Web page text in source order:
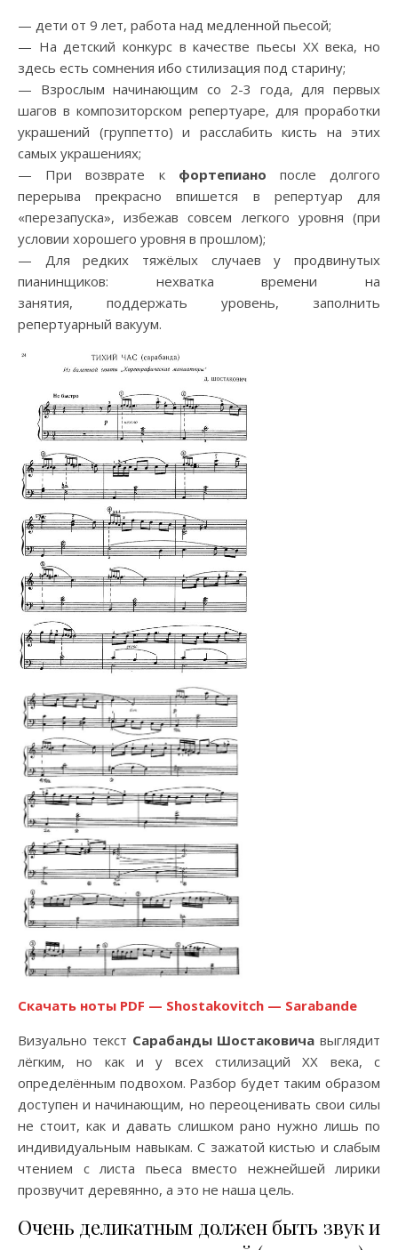
— дети от 9 лет, работа над медленной пьесой;
— На детский конкурс в качестве пьесы ХХ века, но
здесь есть сомнения ибо стилизация под старину;
— Взрослым начинающим со 2-3 года, для первых
шагов в композиторском репертуаре, для проработки
украшений (группетто) и расслабить кисть на этих
самых украшениях;
— При возврате к фортепиано после долгого
перерыва прекрасно впишется в репертуар для
«перезапуска», избежав совсем легкого уровня (при
условии хорошего уровня в прошлом);
— Для редких тяжёлых случаев у продвинутых
пианинщиков: нехватка времени на
занятия, поддержать уровень, заполнить
репертуарный вакуум.
Скачать ноты PDF — Shostakovitch — Sarabande
Визуально текст Сарабанды Шостаковича выглядит
лёгким, но как и у всех стилизаций ХХ века, с
определённым подвохом. Разбор будет таким образом
доступен и начинающим, но переоценивать свои силы
не стоит, как и давать слишком рано нужно лишь по
индивидуальным навыкам. С зажатой кистью и слабым
чтением с листа пьеса вместо нежнейшей лирики
прозвучит деревянно, а это не наша цель.
Очень деликатным должен быть звук и